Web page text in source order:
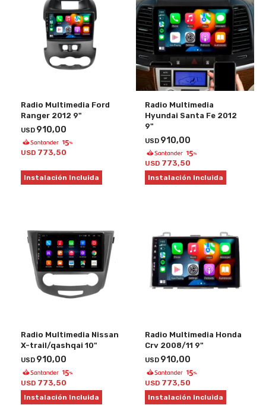
Radio Multimedia Ford
Ranger 2012 9"
USD 910,00
USD 773,50
Instalación Incluida
Radio Multimedia
Hyundai Santa Fe 2012
9"
USD 910,00
USD 773,50
Instalación Incluida
Radio Multimedia Nissan
X-trail/qashqai 10"
USD 910,00
USD 773,50
Instalación Incluida
Radio Multimedia Honda
Crv 2008/11 9"
USD 910,00
USD 773,50
Instalación Incluida